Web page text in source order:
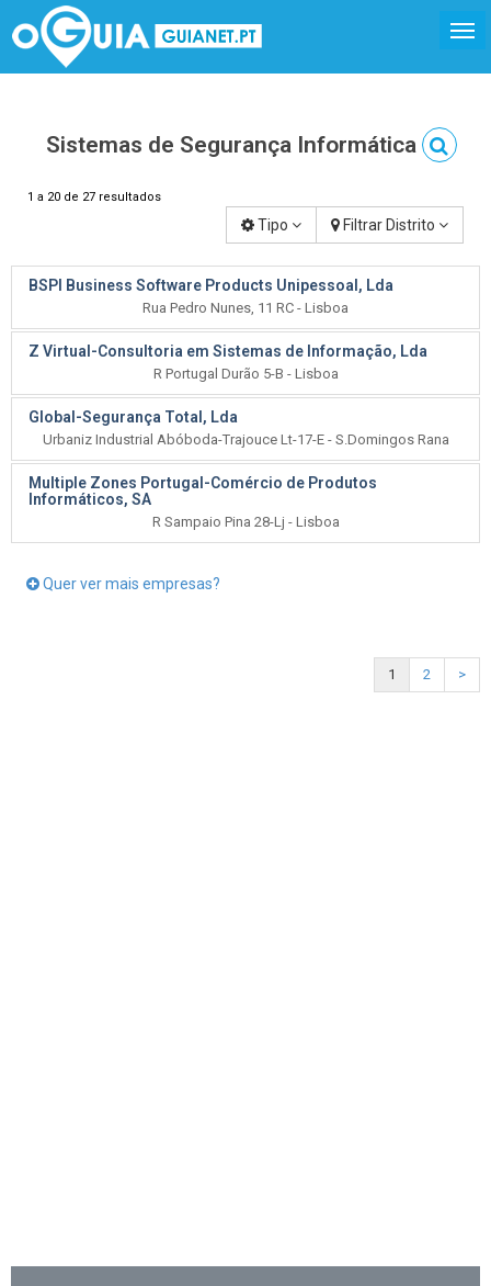
Sistemas de Segurança Informática
1 a 20 de 27 resultados
Tipo Filtrar Distrito
BSPI Business Software Products Unipessoal, Lda
Rua Pedro Nunes, 11 RC - Lisboa
Z Virtual-Consultoria em Sistemas de Informação, Lda
R Portugal Durão 5-B - Lisboa
Global-Segurança Total, Lda
Urbaniz Industrial Abóboda-Trajouce Lt-17-E - S.Domingos Rana
Multiple Zones Portugal-Comércio de Produtos
Informáticos, SA
R Sampaio Pina 28-Lj - Lisboa
Quer ver mais empresas?
1 2 >